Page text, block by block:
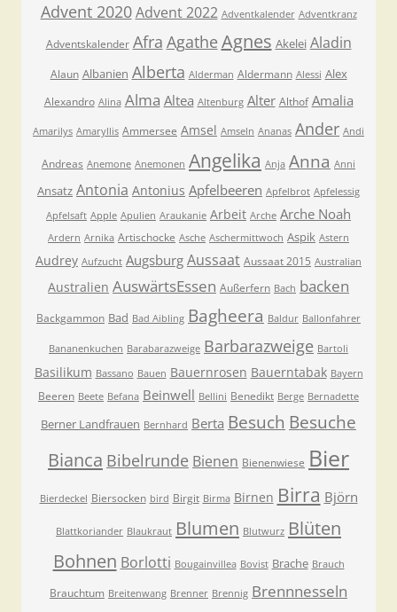
Advent 2020 Advent 2022 Adventkalender Adventkranz
Adventskalender Afra Agathe Agnes Akelei Aladin
Alaun Albanien Alberta Alderman Aldermann Alessi Alex
Alexandro Alina Alma Altea Altenburg Alter Althof Amalia
Amarilys Amaryllis Ammersee Amsel Amseln Ananas Ander Andi
Andreas Anemone Anemonen Angelika Anja Anna Anni
Ansatz Antonia Antonius Apfelbeeren Apfelbrot Apfelessig
Apfelsaft Apple Apulien Araukanie Arbeit Arche Arche Noah
Ardern Arnika Artischocke Asche Aschermittwoch Aspik Astern
Audrey Aufzucht Augsburg Aussaat Aussaat 2015 Australian
Australien AuswärtsEssen Außerfern Bach backen
Backgammon Bad Bad Aibling Bagheera Baldur Ballonfahrer
Bananenkuchen Barabarazweige Barbarazweige Bartoli
Basilikum Bassano Bauen Bauernrosen Bauerntabak Bayern
Beeren Beete Befana Beinwell Bellini Benedikt Berge Bernadette
Berner Landfrauen Bernhard Berta Besuch Besuche
Bianca Bibelrunde Bienen Bienenwiese Bier
Bierdeckel Biersocken bird Birgit Birma Birnen Birra Björn
Blattkoriander Blaukraut Blumen Blutwurz Blüten
Bohnen Borlotti Bougainvillea Bovist Brache Brauch
Brauchtum Breitenwang Brenner Brennig Brennnesseln